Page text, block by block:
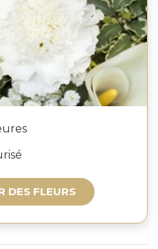
DES FLEURS